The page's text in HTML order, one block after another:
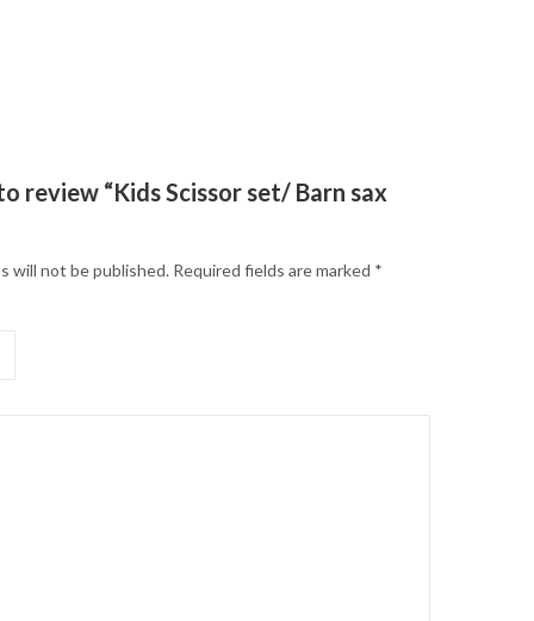
review “Kids Scissor set/ Barn sax
will not be published. Required fields are marked *